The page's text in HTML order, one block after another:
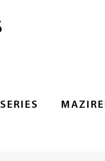
SERIES